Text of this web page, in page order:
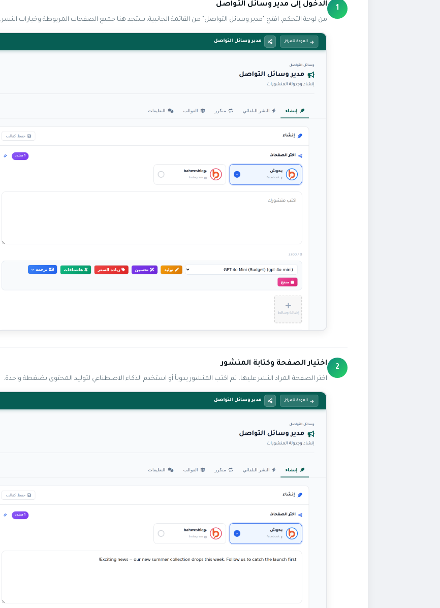
1 الدخول إلى مدير وسائل التواصل
من لوحة التحكم، افتح "مدير وسائل التواصل" من القائمة الجانبية. ستجد هنا جميع الصفحات المربوطة وخيارات النشر.
2 اختيار الصفحة وكتابة المنشور
اختر الصفحة المراد النشر عليها، ثم اكتب المنشور يدوياً أو استخدم الذكاء الاصطناعي لتوليد المحتوى بضغطة واحدة.